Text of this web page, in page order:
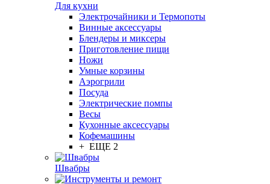
Для кухни
Электрочайники и Термопоты
Винные аксессуары
Блендеры и миксеры
Приготовление пищи
Ножи
Умные корзины
Аэрогрили
Посуда
Электрические помпы
Весы
Кухонные аксессуары
Кофемашины
+ ЕЩЕ 2
Швабры